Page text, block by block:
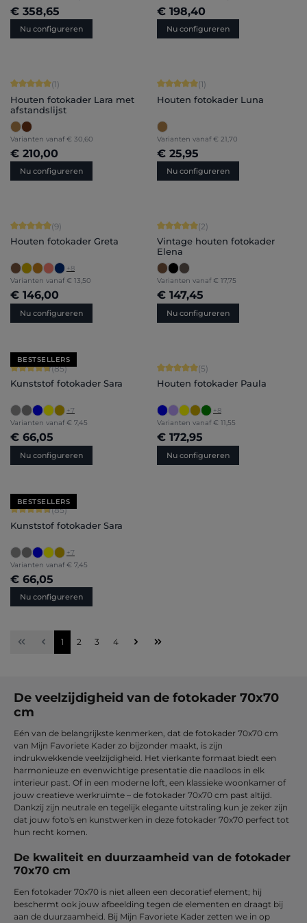
€ 358,65
Nu configureren
€ 198,40
Nu configureren
Gemiddelde score van 5 op 5 sterren
(1)
Houten fotokader Lara met
afstandslijst
Varianten vanaf € 30,60
€ 210,00
Nu configureren
Gemiddelde score van 5 op 5 sterren
(1)
Houten fotokader Luna
Varianten vanaf € 21,70
€ 25,95
Nu configureren
Gemiddelde score van 4.89 op 5 sterren
(9)
Houten fotokader Greta
+8
Varianten vanaf € 13,50
€ 146,00
Nu configureren
Gemiddelde score van 5 op 5 sterren
(2)
Vintage houten fotokader
Elena
Varianten vanaf € 17,75
€ 147,45
Nu configureren
BESTSELLERS
Gemiddelde score van 4.71 op 5 sterren
(85)
Kunststof fotokader Sara
+7
Varianten vanaf € 7,45
€ 66,05
Nu configureren
Gemiddelde score van 5 op 5 sterren
(5)
Houten fotokader Paula
+8
Varianten vanaf € 11,55
€ 172,95
Nu configureren
BESTSELLERS
Gemiddelde score van 4.71 op 5 sterren
(85)
Kunststof fotokader Sara
+7
Varianten vanaf € 7,45
€ 66,05
Nu configureren
Pagina
1 Pagina
2 Pagina
3 Pagina
4
De veelzijdigheid van de fotokader 70x70
cm
Eén van de belangrijkste kenmerken, dat de fotokader 70x70 cm
van Mijn Favoriete Kader zo bijzonder maakt, is zijn
indrukwekkende veelzijdigheid. Het vierkante formaat biedt een
harmonieuze en evenwichtige presentatie die naadloos in elk
interieur past. Of in een moderne loft, een klassieke woonkamer of
jouw creatieve werkruimte – de fotokader 70x70 cm past altijd.
Dankzij zijn neutrale en tegelijk elegante uitstraling kun je zeker zijn
dat jouw foto's en kunstwerken in deze fotokader 70x70 perfect tot
hun recht komen.
De kwaliteit en duurzaamheid van de fotokader
70x70 cm
Een fotokader 70x70 is niet alleen een decoratief element; hij
beschermt ook jouw afbeelding tegen de elementen en draagt bij
aan de duurzaamheid. Bij Mijn Favoriete Kader zetten we in op